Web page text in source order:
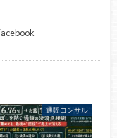
通販コンサル